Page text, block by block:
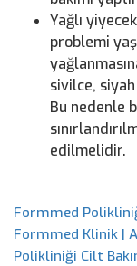
Yağlı
problemi
sivilce,
Bu nedenle
edilmelidir.
Formmed
Formmed Klinik |
Polikliniği Cilt